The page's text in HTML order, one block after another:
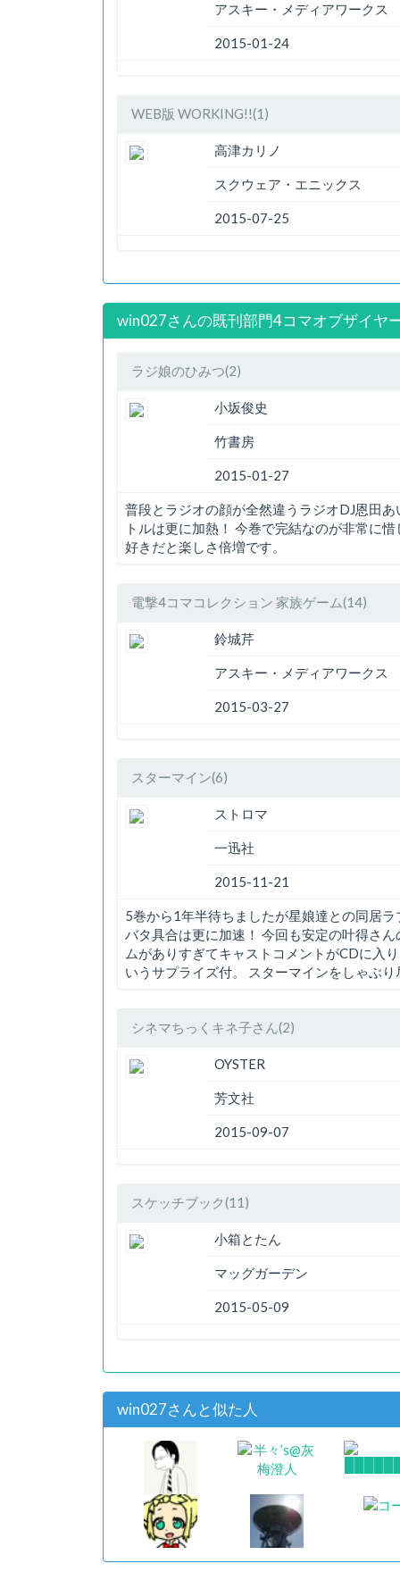
アスキー・メディアワークス
2015-01-24
WEB版 WORKING!!(1)
高津カリノ
スクウェア・エニックス
2015-07-25
win027さんの既刊部門4コマオブザイヤ
ラジ娘のひみつ(2)
小坂俊史
竹書房
2015-01-27
普段とラジオの顔が全然違うラジオDJ恩田
トルは更に加熱！ 今巻で完結なのが非常に
好きだと楽しさ倍増です。
電撃4コマコレクション 家族ゲーム(14)
鈴城芹
アスキー・メディアワークス
2015-03-27
スターマイン(6)
ストロマ
一迅社
2015-11-21
5巻から1年半待ちましたが星娘達との同居
バタ具合は更に加速！ 今回も安定の叶得さ
ムがありすぎてキャストコメントがCDに入
いうサプライズ付。 スターマインをしゃぶ
シネマちっくキネ子さん(2)
OYSTER
芳文社
2015-09-07
スケッチブック(11)
小箱とたん
マッグガーデン
2015-05-09
win027さんと似た人